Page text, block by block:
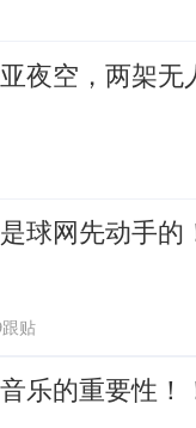
夜空，两架无
球网先动手的
贴
乐的重要性！